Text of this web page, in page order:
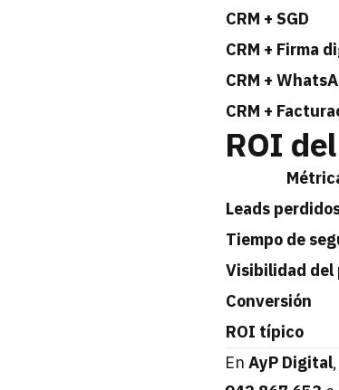
CRM + SGD
CRM + Firma
CRM +
CRM +
ROI
Leads
Tiempo de
Visibilidad del
Conversión
ROI típico
En AyP Digital